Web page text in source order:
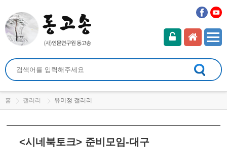
홈 갤러리 유미정 갤러리
<시네북토크> 준비모임-대구